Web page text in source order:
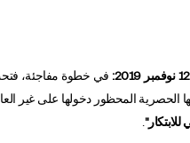
في خطوة مفاجئة،
الحصرية المحظور دخولها على غير
.